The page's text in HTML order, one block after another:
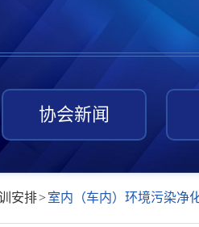
协会新闻
安排>室内（车内）环境污染净